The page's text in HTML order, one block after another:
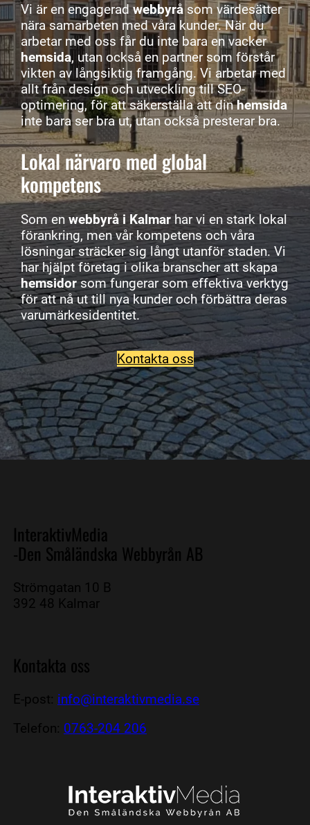
Vi är en engageradwebbyråsom värdesätter
nära samarbeten med våra kunder. När du
arbetar med oss får du inte bara en vacker
hemsida, utan också en partner som förstår
vikten av långsiktig framgång. Vi arbetar med
allt från design och utveckling till SEO-
optimering, för att säkerställa att dinhemsida
inte bara ser bra ut, utan också presterar bra.
Lokal närvaro med global
kompetens
Som en webbyrå i Kalmarhar vi en stark lokal
förankring, men vår kompetens och våra
lösningar sträcker sig långt utanför staden. Vi
har hjälpt företag i olika branscher att skapa
hemsidorsom fungerar som effektiva verktyg
för att nå ut till nya kunder och förbättra deras
varumärkesidentitet.
Kontakta oss
InteraktivMedia
-Den Småländska Webbyrån AB
Strömgatan 10 B
392 48 Kalmar
Kontakta oss
E-post: info@interaktivmedia.se
Telefon: 0763-204 206